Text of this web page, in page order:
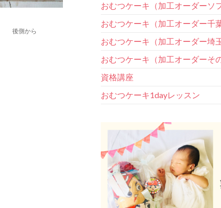
後側から
おむつケーキ（加工オーダーソ
おむつケーキ（加工オーダー千
おむつケーキ（加工オーダー埼
おむつケーキ（加工オーダーそ
資格講座
おむつケーキ1dayレッスン